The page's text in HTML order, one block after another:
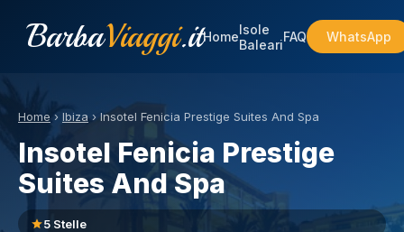
BarbaViaggi.itHomeIsole
BaleariFAQ WhatsApp
Home › Ibiza › Insotel Fenicia Prestige Suites And Spa
Insotel Fenicia Prestige
Suites And Spa
5 Stelle